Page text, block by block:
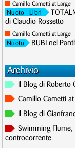
Camillo Cametti at Large
Nuoto | Libri
di Claudio Rossetto
Camillo Cametti at Large
Nuoto BUBI nel
Archivio
Il Blog di Roberto
Camillo Cametti at
Il Blog di
Swimming Flume,
controcorrente